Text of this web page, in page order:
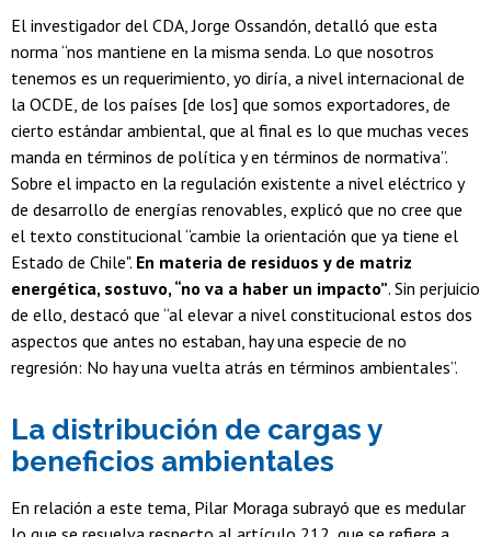
El investigador del CDA, Jorge Ossandón, detalló que esta
norma “nos mantiene en la misma senda. Lo que nosotros
tenemos es un requerimiento, yo diría, a nivel internacional de
la OCDE, de los países [de los] que somos exportadores, de
cierto estándar ambiental, que al final es lo que muchas veces
manda en términos de política y en términos de normativa”.
Sobre el impacto en la regulación existente a nivel eléctrico y
de desarrollo de energías renovables, explicó que no cree que
el texto constitucional “cambie la orientación que ya tiene el
Estado de Chile". En materia de residuos y de matriz
energética, sostuvo, “no va a haber un impacto”. Sin perjuicio
de ello, destacó que “al elevar a nivel constitucional estos dos
aspectos que antes no estaban, hay una especie de no
regresión: No hay una vuelta atrás en términos ambientales”.
La distribución de cargas y
beneficios ambientales
En relación a este tema, Pilar Moraga subrayó que es medular